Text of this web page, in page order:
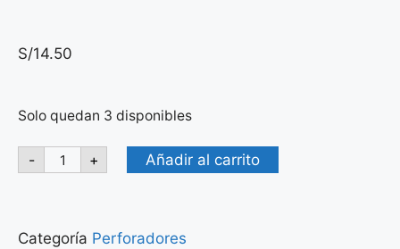
S/14.50
Solo quedan 3 disponibles
- + Añadir al carrito
Categoría Perforadores